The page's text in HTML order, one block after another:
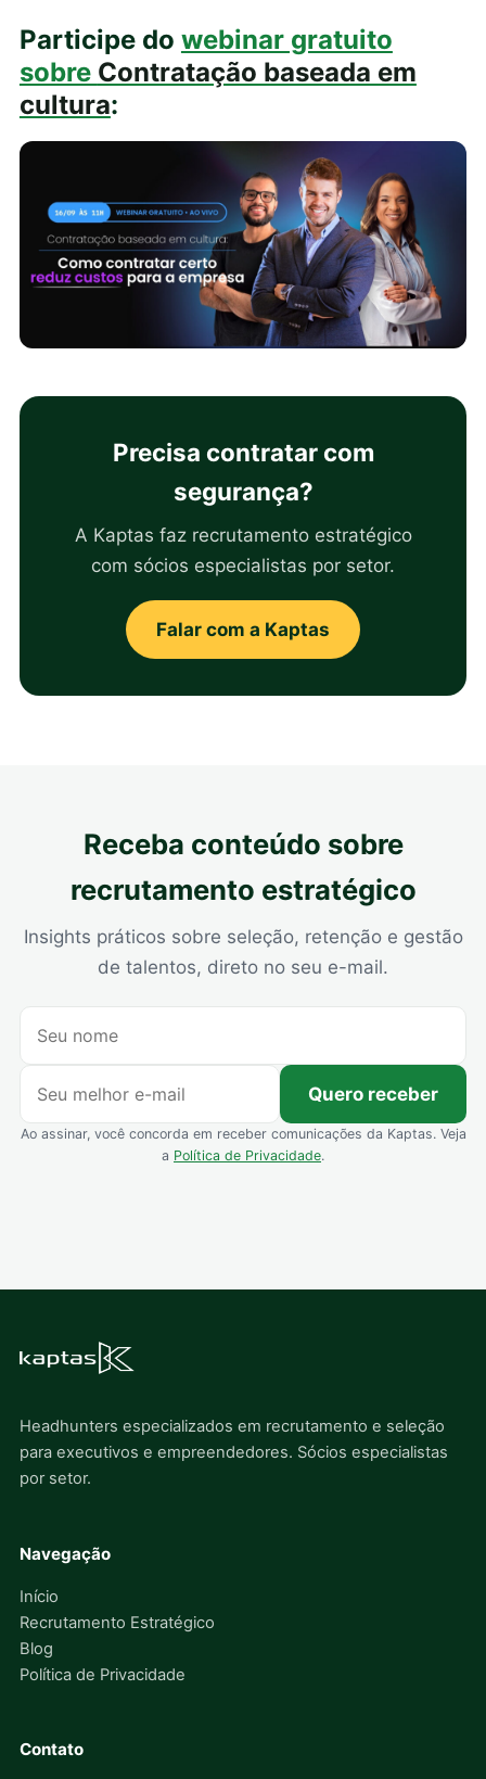
Participe do webinar gratuito
sobre Contratação baseada em
cultura:
Precisa contratar com
segurança?
A Kaptas faz recrutamento estratégico
com sócios especialistas por setor.
Falar com a Kaptas
Receba conteúdo sobre
recrutamento estratégico
Insights práticos sobre seleção, retenção e gestão
de talentos, direto no seu e-mail.
Quero receber
Ao assinar, você concorda em receber comunicações da Kaptas. Veja
a Política de Privacidade.
Headhunters especializados em recrutamento e seleção
para executivos e empreendedores. Sócios especialistas
por setor.
Navegação
Início
Recrutamento Estratégico
Blog
Política de Privacidade
Contato